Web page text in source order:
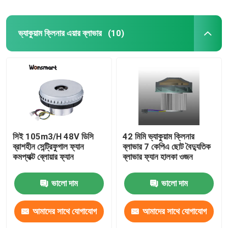
ভ্যাকুয়াম ক্লিনার এয়ার ব্লাভার (10)
সিই 105m3/H 48V ডিসি
ব্রাশহীন সেন্ট্রিফুগাল ফ্যান
কমপ্যাক্ট ব্লোয়ার ফ্যান
ভালো দাম
আমাদের সাথে যোগাযোগ
42 মিমি ভ্যাকুয়াম ক্লিনার
ব্লাভার 7 কেপিএ ছোট বৈদ্যুতিক
ব্লাভার ফ্যান হালকা ওজন
ভালো দাম
আমাদের সাথে যোগাযোগ